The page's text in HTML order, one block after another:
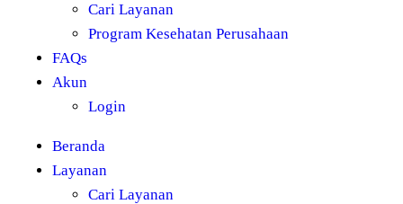
Cari Layanan
Program Kesehatan Perusahaan
FAQs
Akun
Login
Beranda
Layanan
Cari Layanan